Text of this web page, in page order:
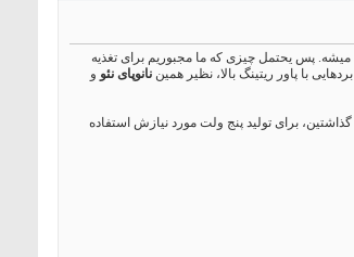
میشه. پس یحتمل چیزی که ما مجبوریم برای تغذیه
با پاور ریتینگ بالا، نظیر همین نانوپای نئو و
برای تولید پنج ولت مورد نیازش استفاده